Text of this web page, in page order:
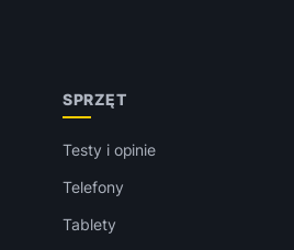
SPRZĘT
Testy i opinie
Telefony
Tablety